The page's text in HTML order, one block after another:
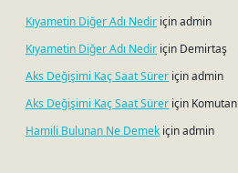
Kıyametin Diğer Adı Nedir içinadmin
Kıyametin Diğer Adı Nedir için Demirtaş
Aks Değişimi Kaç Saat Sürer içinadmin
Aks Değişimi Kaç Saat Sürer için Komutan
Hamili Bulunan Ne Demek içinadmin